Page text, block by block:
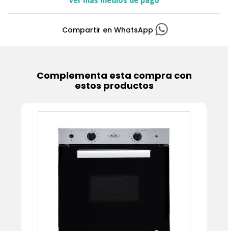
Complementa esta compra con
estos productos